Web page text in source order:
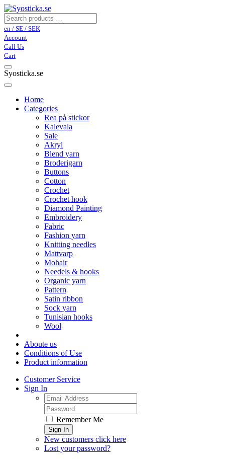
en / SE / SEK
Account
Call Us
Cart
Syosticka.se
Home
Categories
Rea på stickor
Kalevala
Sale
Akryl
Blend yarn
Broderigarn
Buttons
Cotton
Crochet
Crochet hook
Diamond Painting
Embroidery
Fabric
Fashion yarn
Knitting needles
Mattvarp
Mohair
Needels & hooks
Organic yarn
Pattern
Satin ribbon
Sock yarn
Tunisian hooks
Wool
Aboute us
Conditions of Use
Product information
Customer Service
Sign In
Remember Me
Sign In
New customers click here
Lost your password?